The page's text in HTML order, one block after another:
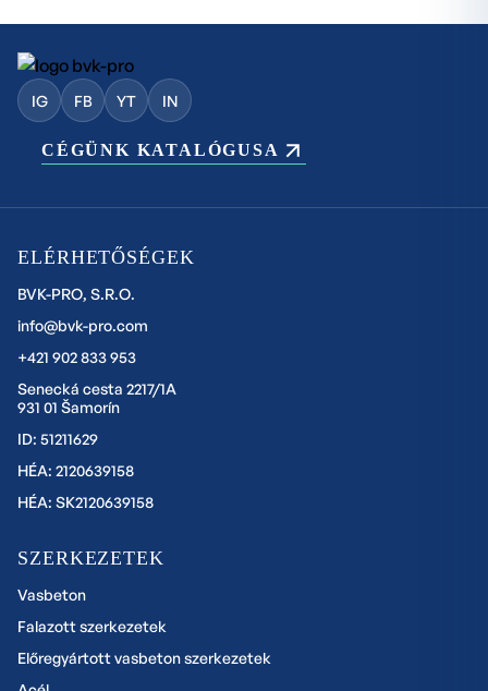
IG FB YT IN
CÉGÜNK KATALÓGUSA
ELÉRHETŐSÉGEK
BVK-PRO, S.R.O.
info@bvk-pro.com
+421 902 833 953
Senecká cesta 2217/1A
931 01 Šamorín
ID: 51211629
HÉA: 2120639158
HÉA: SK2120639158
SZERKEZETEK
Vasbeton
Falazott szerkezetek
Előregyártott vasbeton szerkezetek